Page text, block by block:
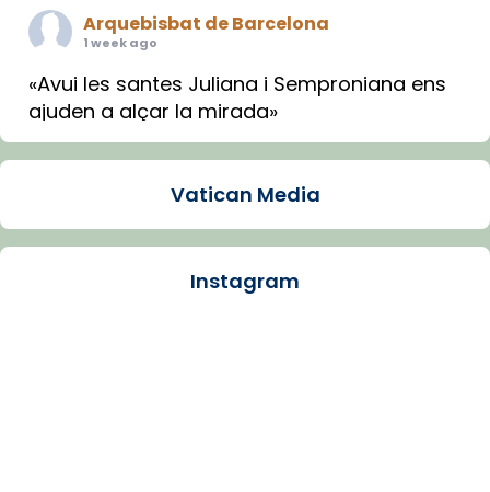
Arquebisbat de Barcelona
1 week ago
«Avui les santes Juliana i Semproniana ens
ajuden a alçar la mirada»
Mons. Sergi Gordo, bisbe de Tortosa, ha
Santes de Mataró.
🔗tinyurl.com/cvu5jmbk
Vatican Media
Instagram